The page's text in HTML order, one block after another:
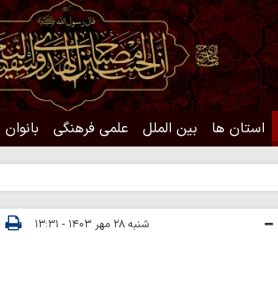
استان ها بین الملل علمی فرهنگی بانوان
شنبه ۲۸ مهر ۱۴۰۳ - ۱۳:۳۱